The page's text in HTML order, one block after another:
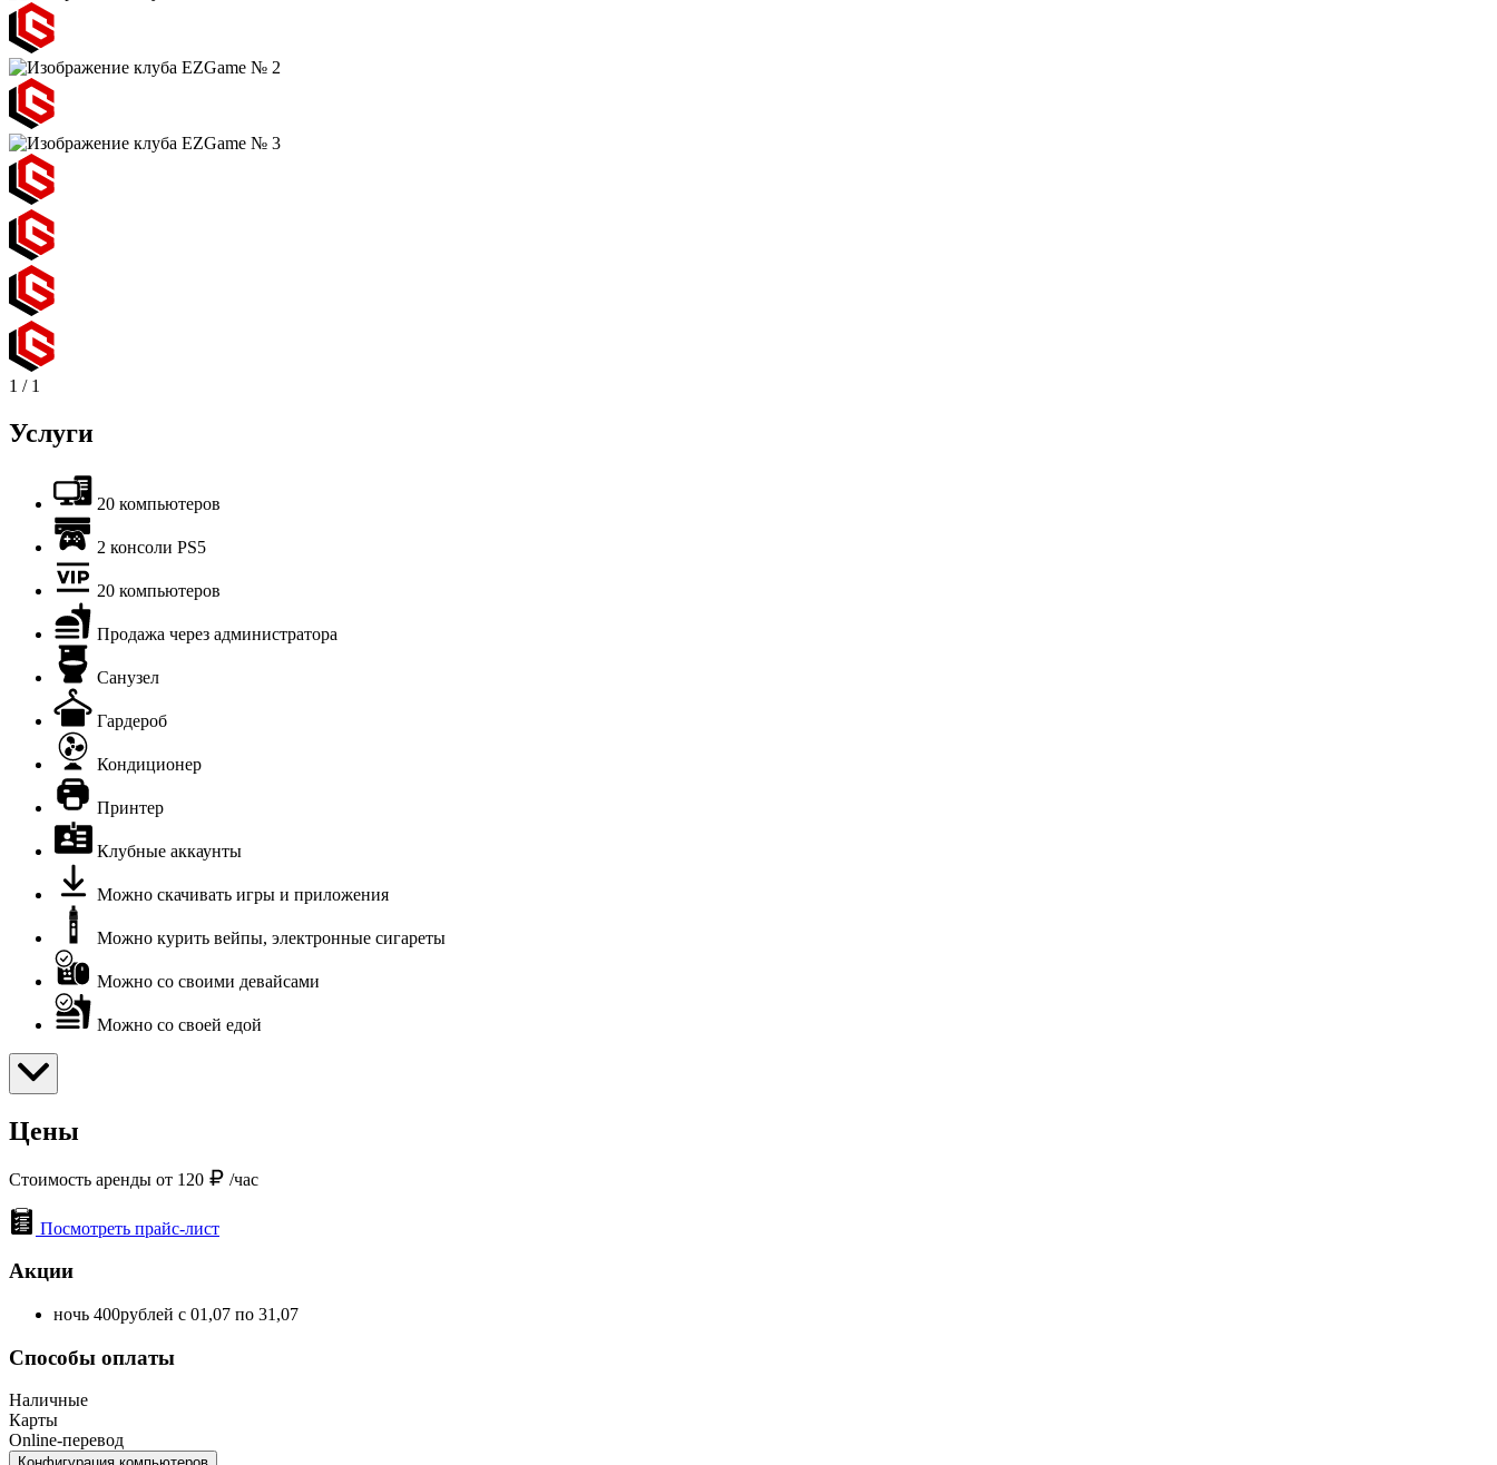
1 / 1
Услуги
20 компьютеров
2 консоли PS5
20 компьютеров
Продажа через администратора
Санузел
Гардероб
Кондиционер
Принтер
Клубные аккаунты
Можно скачивать игры и приложения
Можно курить вейпы, электронные сигареты
Можно со своими девайсами
Можно со своей едой
Цены
Стоимость аренды от 120 /час
Посмотреть прайс-лист
Акции
ночь 400рублей с 01,07 по 31,07
Способы оплаты
Наличные
Карты
Online-перевод